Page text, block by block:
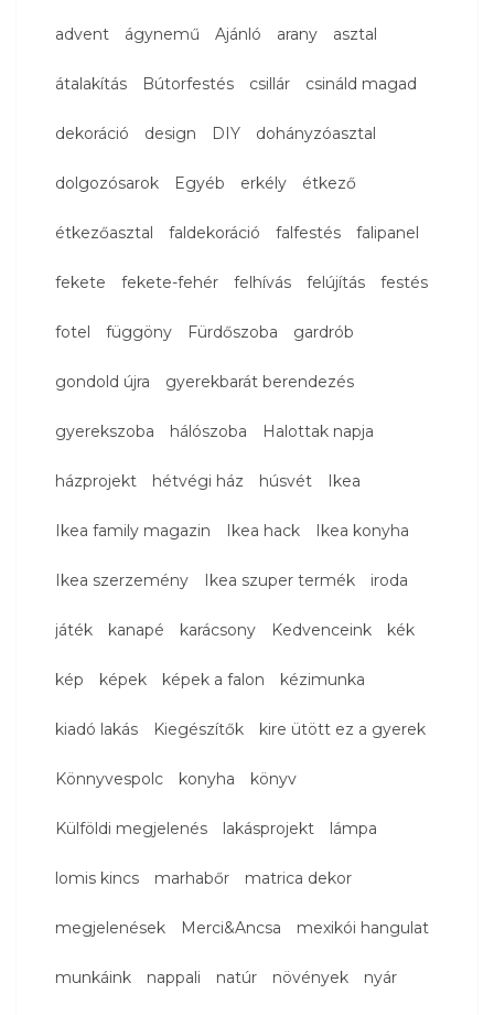
advent ágynemű Ajánló arany asztal
átalakítás Bútorfestés csillár csináld magad
dekoráció design DIY dohányzóasztal
dolgozósarok Egyéb erkély étkező
étkezőasztal faldekoráció falfestés falipanel
fekete fekete-fehér felhívás felújítás festés
fotel függöny Fürdőszoba gardrób
gondold újra gyerekbarát berendezés
gyerekszoba hálószoba Halottak napja
házprojekt hétvégi ház húsvét Ikea
Ikea family magazin Ikea hack Ikea konyha
Ikea szerzemény Ikea szuper termék iroda
játék kanapé karácsony Kedvenceink kék
kép képek képek a falon kézimunka
kiadó lakás Kiegészítők kire ütött ez a gyerek
Könnyvespolc konyha könyv
Külföldi megjelenés lakásprojekt lámpa
lomis kincs marhabőr matrica dekor
megjelenések Merci&Ancsa mexikói hangulat
munkáink nappali natúr növények nyár